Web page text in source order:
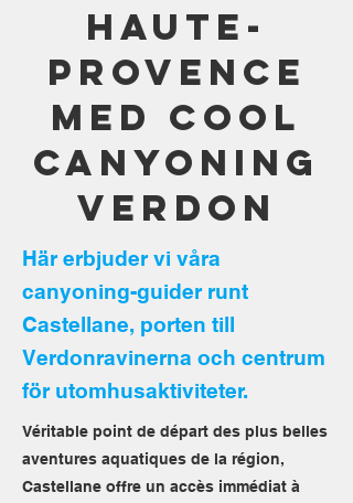
Haute-
Provence
med Cool
Canyoning
Verdon
Här erbjuder vi våra
canyoning-guider runt
Castellane, porten till
Verdonravinerna och centrum
för utomhusaktiviteter.
Véritable point de départ des plus belles
aventures aquatiques de la région,
Castellane offre un accès immédiat à